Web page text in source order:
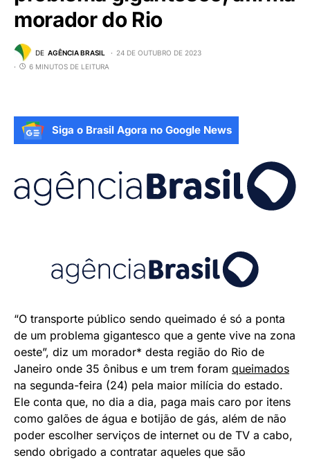
morador do Rio
DE AGÊNCIA BRASIL
24 DE OUTUBRO DE 2023
6 MINUTOS DE LEITURA
Siga o Brasil Agora no Google News
“O transporte público sendo queimado é só a ponta
de um problema gigantesco que a gente vive na zona
oeste”, diz um morador* desta região do Rio de
Janeiro onde 35 ônibus e um trem foram queimados
na segunda-feira (24) pela maior milícia do estado.
Ele conta que, no dia a dia, paga mais caro por itens
como galões de água e botijão de gás, além de não
poder escolher serviços de internet ou de TV a cabo,
sendo obrigado a contratar aqueles que são